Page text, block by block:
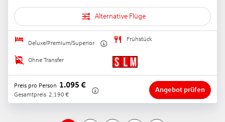
Alternative Flüge
Deluxe/Premium/Superior
Frühstück
Ohne Transfer
Preis pro Person 1.095 €
Gesamtpreis 2.190 €
Angebot prüfen